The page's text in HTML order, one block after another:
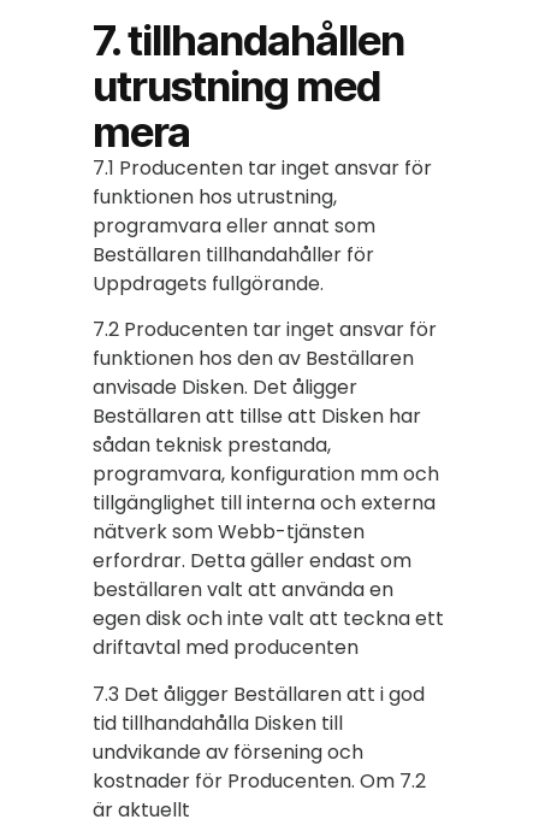
7. tillhandahållen
utrustning med
mera
7.1 Producenten tar inget ansvar för
funktionen hos utrustning,
programvara eller annat som
Beställaren tillhandahåller för
Uppdragets fullgörande.
7.2 Producenten tar inget ansvar för
funktionen hos den av Beställaren
anvisade Disken. Det åligger
Beställaren att tillse att Disken har
sådan teknisk prestanda,
programvara, konfiguration mm och
tillgänglighet till interna och externa
nätverk som Webb-tjänsten
erfordrar. Detta gäller endast om
beställaren valt att använda en
egen disk och inte valt att teckna ett
driftavtal med producenten
7.3 Det åligger Beställaren att i god
tid tillhandahålla Disken till
undvikande av försening och
kostnader för Producenten. Om 7.2
är aktuellt